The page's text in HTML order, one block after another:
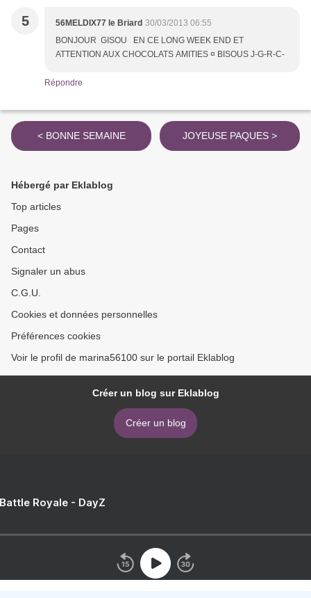
5 56MELDIX77 le Briard 30/03/2013 06:55
BONJOUR GISOU EN CE LONG WEEK END ET
ATTENTION AUX CHOCOLATS AMITIES ¤ BISOUS J-G-R-C-
Répondre
< BONNE SEMAINE JOYEUSE PAQUES >
Hébergé par Eklablog
Top articles
Pages
Contact
Signaler un abus
C.G.U.
Cookies et données personnelles
Préférences cookies
Voir le profil de marina56100 sur le portail Eklablog
Créer un blog sur Eklablog
Créer un blog
Royale - DayZ